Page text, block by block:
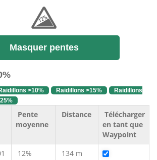
Masquer pentes
>10% Raidillons >15%
Raidillons
Pente
moyenne
Distance
Télécharger
en tant que
Waypoint
12% 134 m